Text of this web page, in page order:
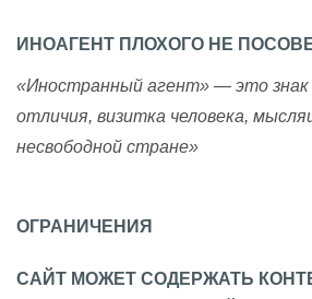
ИНОАГЕНТ ПЛОХОГО НЕ
«Иностранный агент» — это знак
отличия, визитка человека,
несвободной стране»
ОГРАНИЧЕНИЯ
САЙТ МОЖЕТ СОДЕРЖАТЬ